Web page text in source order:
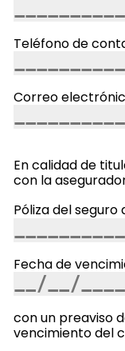
Teléfono de
Correo
En calidad de
con la
Póliza del seguro
Fecha de
con un preaviso
vencimiento del